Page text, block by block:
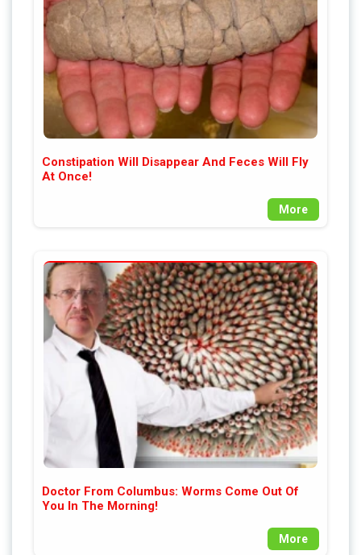
Constipation Will Disappear And Feces Will Fly
At Once!
More
Doctor From Columbus: Worms Come Out Of
You In The Morning!
More